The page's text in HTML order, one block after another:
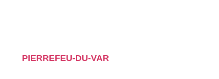
PIERREFEU-DU-VAR